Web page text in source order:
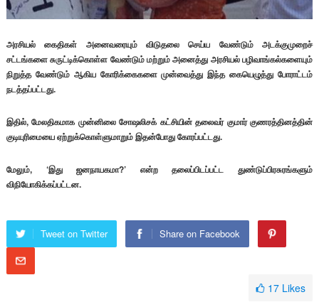
அரசியல் கைதிகள் அனைவரையும் விடுதலை செய்ய வேண்டும் அடக்குமுறைச்
சட்டங்களை சுருட்டிக்கொள்ள வேண்டும் மற்றும் அனைத்து அரசியல் பழிவாங்கல்களையும்
நிறுத்த வேண்டும் ஆகிய கோரிக்கைகளை முன்வைத்து இந்த கையெழுத்து போராட்டம்
நடத்தப்பட்டது.
இதில், மேலதிகமாக முன்னிலை சோஷலிசக் கட்சியின் தலைவர் குமார் குணரத்தினத்தின்
குடியுரிமையை ஏற்றுக்கொள்ளுமாறும் இதன்போது கோரப்பட்டது.
மேலும், ‘இது ஜனநாயகமா?’ என்ற தலைப்பிடப்பட்ட துண்டுப்பிரசுரங்களும்
விநியோகிக்கப்பட்டன.
Tweet on Twitter Share on Facebook
17 Likes